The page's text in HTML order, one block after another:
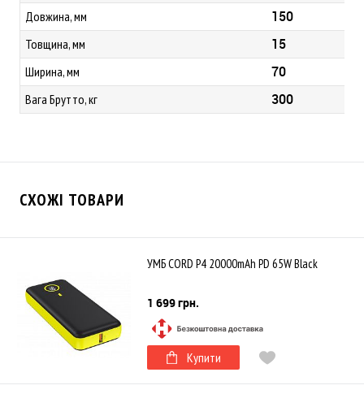
Довжина, мм 150
Товщина, мм 15
Ширина, мм 70
Вага Брутто, кг 300
СХОЖІ ТОВАРИ
УМБ CORD P4 20000mAh PD 65W Black
1 699 грн.
Купити